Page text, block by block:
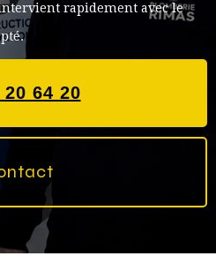
rapidement avec le
20 64 20